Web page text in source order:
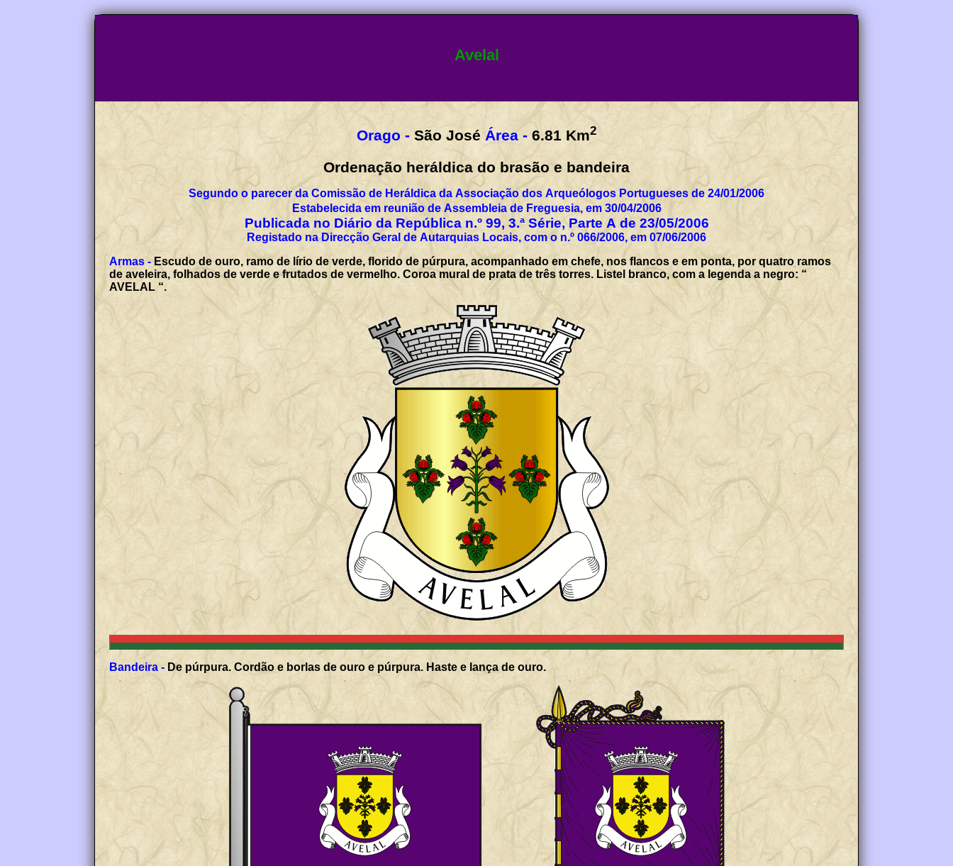
Avelal
Orago - São José Área - 6.81 Km2
Ordenação heráldica do brasão e bandeira
Segundo o parecer da Comissão de Heráldica da Associação dos Arqueólogos Portugueses de 24/01/2006
Estabelecida em reunião de Assembleia de Freguesia, em 30/04/2006
Publicada no Diário da República n.º 99, 3.ª Série, Parte A de 23/05/2006
Registado na Direcção Geral de Autarquias Locais, com o n.º 066/2006, em 07/06/2006
Armas - Escudo de ouro, ramo de lírio de verde, florido de púrpura, acompanhado em chefe, nos flancos e em ponta, por quatro ramos
de aveleira, folhados de verde e frutados de vermelho. Coroa mural de prata de três torres. Listel branco, com a legenda a negro: “
AVELAL “.
Bandeira - De púrpura. Cordão e borlas de ouro e púrpura. Haste e lança de ouro.